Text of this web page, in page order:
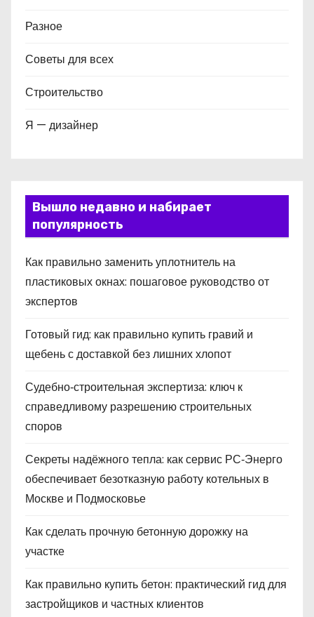
Разное
Советы для всех
Строительство
Я — дизайнер
Вышло недавно и набирает
популярность
Как правильно заменить уплотнитель на
пластиковых окнах: пошаговое руководство от
экспертов
Готовый гид: как правильно купить гравий и
щебень с доставкой без лишних хлопот
Судебно‑строительная экспертиза: ключ к
справедливому разрешению строительных
споров
Секреты надёжного тепла: как сервис РС‑Энерго
обеспечивает безотказную работу котельных в
Москве и Подмосковье
Как сделать прочную бетонную дорожку на
участке
Как правильно купить бетон: практический гид для
застройщиков и частных клиентов